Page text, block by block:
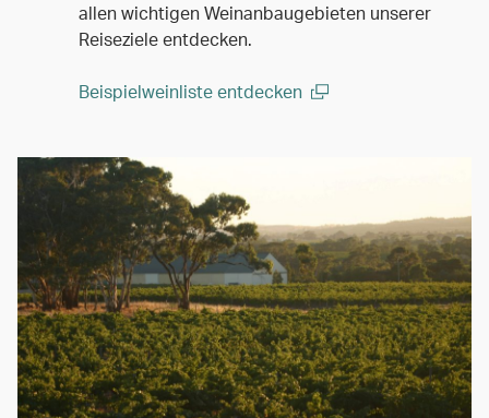
allen wichtigen Weinanbaugebieten unserer
Reiseziele entdecken.
Beispielweinliste entdecken